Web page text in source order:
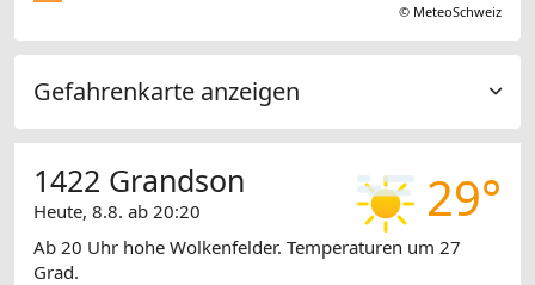
© MeteoSchweiz
Gefahrenkarte anzeigen
29°
1422 Grandson
Heute, 8.8. ab 20:20
Ab 20 Uhr hohe Wolkenfelder. Temperaturen um 27
Grad.